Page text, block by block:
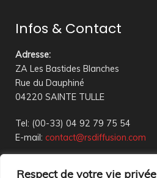
Respect de votre vie privée
Infos & Contact
Adresse:
ZA Les Bastides Blanches
Rue du Dauphiné
04220 SAINTE TULLE
Tel: (00-33) 04 92 79 75 54
E-mail: contact@rsdiffusion.com